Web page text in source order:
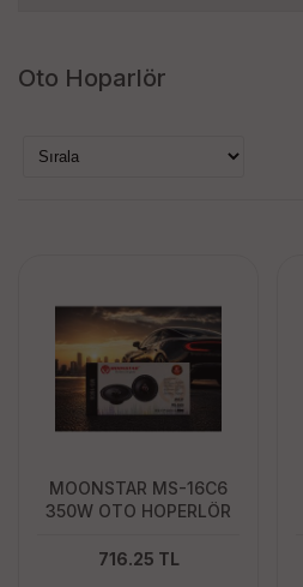
fully
Stok Durumu
Oto Hoparlör
MOONSTAR MS-16C6
350W OTO HOPERLÖR
716.25 TL